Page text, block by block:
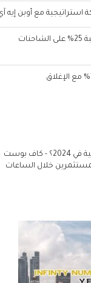
ترامب يفرض رسوم جمركية بنسبة 25% على الشاحنات
بوست
خلال الساعات